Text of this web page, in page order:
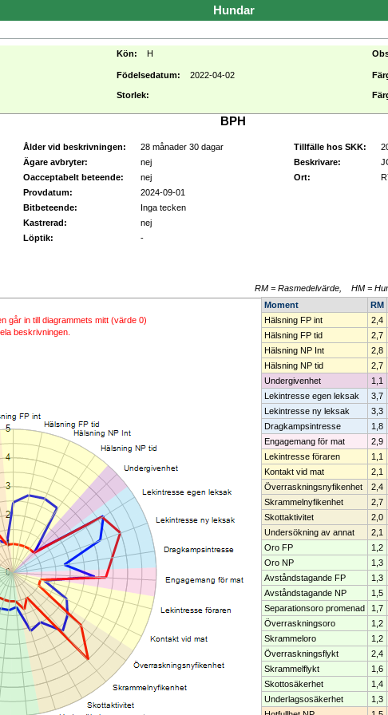
Hundar
Kön: H
Födelsedatum: 2022-04-02
Storlek:
BPH
Ålder vid beskrivningen: 28 månader 30 dagar Tillfälle hos SKK:
Ägare avbryter: nej Beskrivare:
Oacceptabelt beteende: nej Ort:
Provdatum:
2024-09-01
Bitbeteende:
Inga tecken
Kastrerad:
nej
Löptik: -
går in till diagrammets mitt (värde 0)
beskrivningen.
RM = Rasmedelvärde, HM =
Moment
RM
Hälsning FP int
2,4
Hälsning FP tid
2,7
Hälsning NP Int
2,8
Hälsning NP tid
2,7
Undergivenhet
1,1
Lekintresse egen leksak
3,7
Lekintresse ny leksak
3,3
Dragkampsintresse
1,8
Engagemang för mat
2,9
Lekintresse föraren
1,1
Kontakt vid mat
2,1
Överraskningsnyfikenhet
2,4
Skrammelnyfikenhet
2,7
Skottaktivitet
2,0
Undersökning av annat
2,1
Oro FP
1,2
Oro NP
1,3
Avståndstagande FP
1,3
Avståndstagande NP
1,5
Separationsoro promenad
1,7
Överraskningsoro
1,2
Skrammeloro
1,2
Överraskningsflykt
2,4
Skrammelflykt
1,6
Skottosäkerhet
1,4
Underlagsosäkerhet
1,3